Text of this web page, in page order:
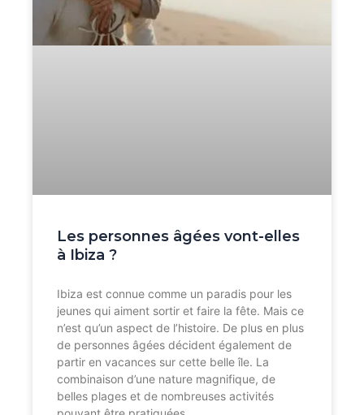
Les personnes âgées vont-elles
à Ibiza ?
Ibiza est connue comme un paradis pour les
jeunes qui aiment sortir et faire la fête. Mais ce
n’est qu’un aspect de l’histoire. De plus en plus
de personnes âgées décident également de
partir en vacances sur cette belle île. La
combinaison d’une nature magnifique, de
belles plages et de nombreuses activités